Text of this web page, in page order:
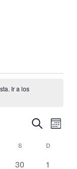
Ir a los
Buscar
Mes
SSÁBADO D
0
30
0
1